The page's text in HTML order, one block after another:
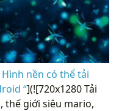
nền có thể tải
“](![720x1280 Tải
thế giới siêu mario,